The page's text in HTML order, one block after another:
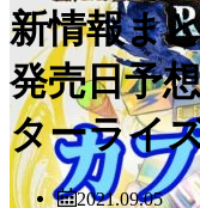
新情報ま
発売日予
ターライ
2021.09.05